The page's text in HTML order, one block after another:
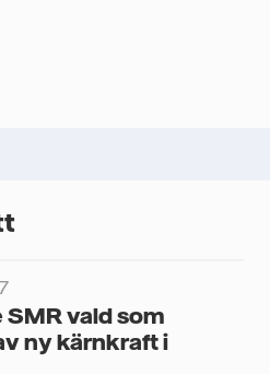
SMR vald som
ny kärnkraft i